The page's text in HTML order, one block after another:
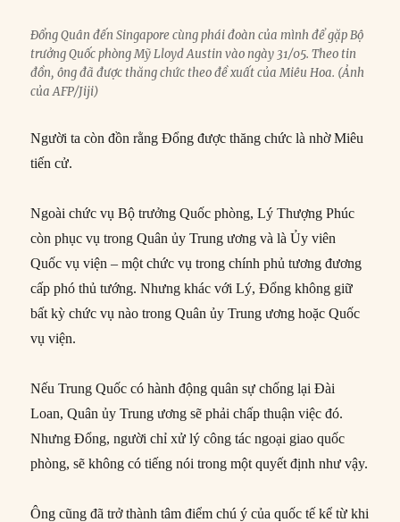
Đổng Quân đến Singapore cùng phái đoàn của mình để gặp Bộ
trưởng Quốc phòng Mỹ Lloyd Austin vào ngày 31/05. Theo tin
đồn, ông đã được thăng chức theo đề xuất của Miêu Hoa. (Ảnh
của AFP/Jiji)
Người ta còn đồn rằng Đổng được thăng chức là nhờ Miêu
tiến cử.
Ngoài chức vụ Bộ trưởng Quốc phòng, Lý Thượng Phúc
còn phục vụ trong Quân ủy Trung ương và là Ủy viên
Quốc vụ viện – một chức vụ trong chính phủ tương đương
cấp phó thủ tướng. Nhưng khác với Lý, Đổng không giữ
bất kỳ chức vụ nào trong Quân ủy Trung ương hoặc Quốc
vụ viện.
Nếu Trung Quốc có hành động quân sự chống lại Đài
Loan, Quân ủy Trung ương sẽ phải chấp thuận việc đó.
Nhưng Đổng, người chỉ xử lý công tác ngoại giao quốc
phòng, sẽ không có tiếng nói trong một quyết định như vậy.
Ông cũng đã trở thành tâm điểm chú ý của quốc tế kể từ khi